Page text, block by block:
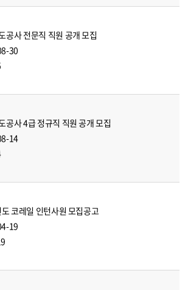
공사 전문직 직원 공개 모집
30
공사 4급 정규직 직원 공개 모집
14
코레일 인턴사원 모집공고
19